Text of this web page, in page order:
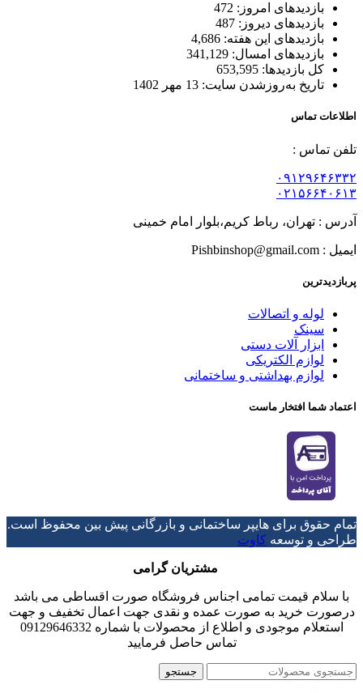
بازدیدهای امروز: 472
بازدیدهای دیروز: 487
بازدیدهای این هفته: 4,686
بازدیدهای امسال: 341,129
کل بازدیدها: 653,595
تاریخ به‌روزشدن سایت: 13 مهر 1402
اطلاعات تماس
تلفن تماس :
۰۹۱۲۹۶۴۶۳۳۲
۰۲۱۵۶۶۴۰۶۱۳
آدرس : تهران، رباط کریم،بلوار امام خمینی
ایمیل : Pishbinshop@gmail.com
پربازدیدترین
لوله و اتصالات
سینک
ابزار آلات دستی
لوازم الکتریکی
لوازم بهداشتی و ساختمانی
اعتماد شما افتخار ماست
تمام حقوق برای هایپر ساختمانی و بازرگانی پیش بین محفوظ است.
طراحی و توسعه کاوت
مشتریان گرامی
با سلام قیمت تمامی اجناس فروشگاه صورت اقساطی می باشد
درصورت خرید به صورت عمده و نقدی جهت اعمال تخفیف و جهت
استعلام موجودی و اطلاع از محصولات با شماره 09129646332
تماس حاصل فرمایید
جستجو